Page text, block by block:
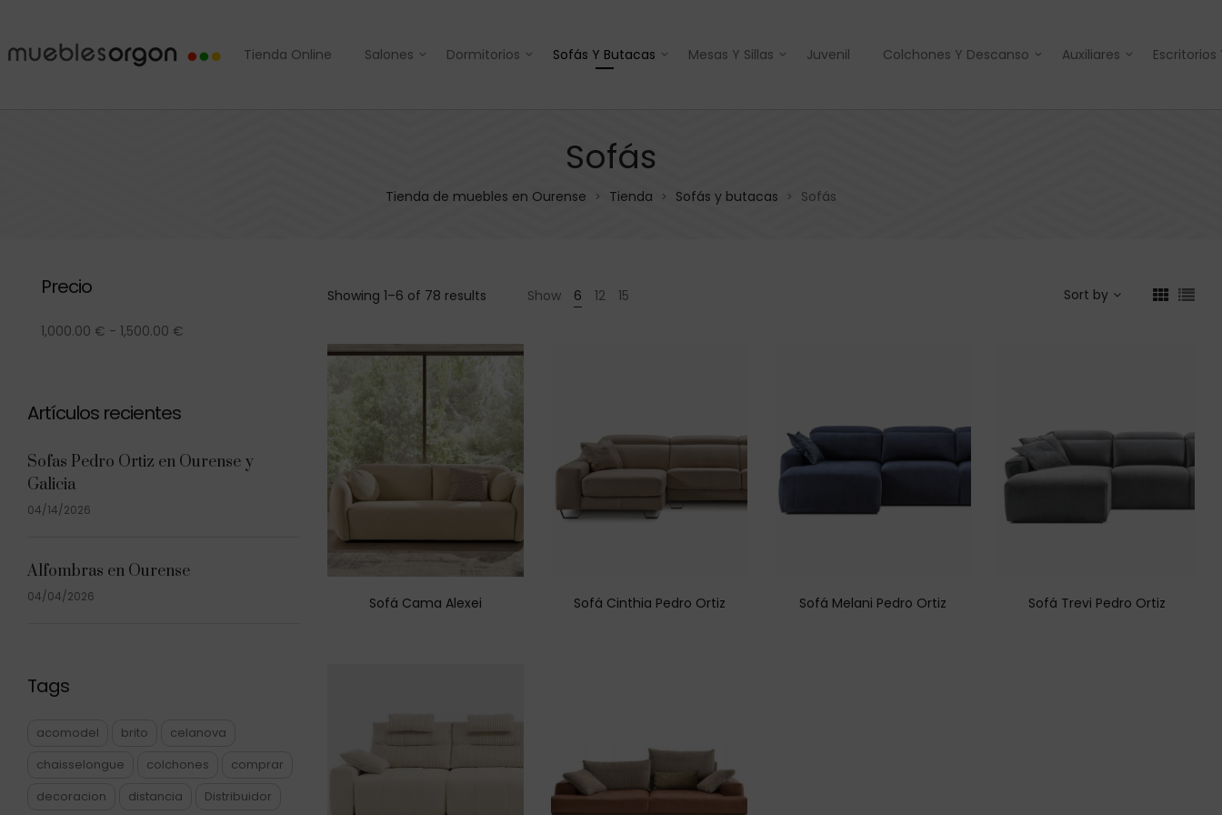
Tienda Online Salones Dormitorios Sofás Y Butacas Mesas Y Sillas Juvenil Colchones Y Descanso Auxiliares
Sofás
Tienda de muebles en Ourense > Tienda > Sofás y butacas > Sofás
Showing 1–6 of 78 results Show 6 12 15 Sort by
Sofá Cama Alexei Sofá Cinthia Pedro Ortiz Sofá Melani Pedro Ortiz Sofá Trevi Pedro Ortiz
Precio
1,000.00 € - 1,500.00 €
Artículos recientes
Sofas Pedro Ortiz en Ourense y
Galicia
04/14/2026
Alfombras en Ourense
04/04/2026
Tags
acomodel brito
celanova
chaisselongue
colchones
comprar
decoracion
distancia
Distribuidor